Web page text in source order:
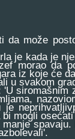
da može
je kada je
morao da
iz koje će
u svakom
mogli